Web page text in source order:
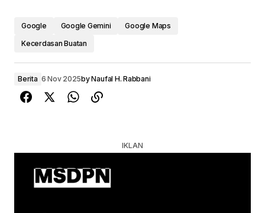
Google Google Gemini
Google Maps
Kecerdasan Buatan
Berita 6 Nov 2025byNaufal H. Rabbani